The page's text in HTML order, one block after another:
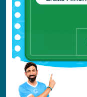
Da questa
arrivano in tutti
anche in questo
taxi, ma il
JFK.